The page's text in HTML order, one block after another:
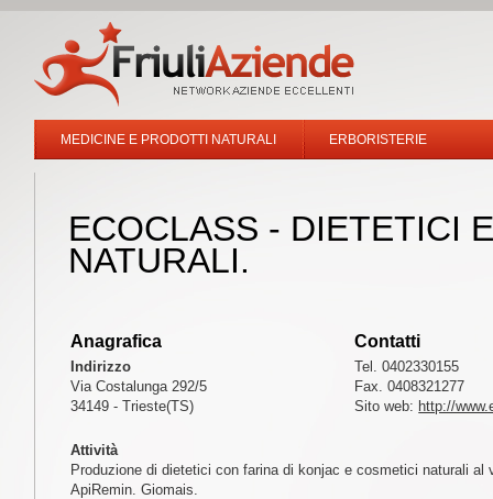
MEDICINE E PRODOTTI NATURALI ERBORISTERIE
ECOCLASS - DIETETICI
NATURALI.
Anagrafica
Indirizzo
Via Costalunga 292/5
34149 - Trieste(TS)
Contatti
Tel. 0402330155
Fax. 0408321277
Sito web: http://
Attività
Produzione di dietetici con farina di konjac e cosmetici naturali al
ApiRemin. Giomais.